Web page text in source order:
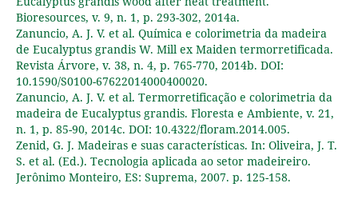
Bioresources, v. 9, n. 1, p. 293-302, 2014a.
Zanuncio, A. J. V. et al. Química e colorimetria da madeira
de Eucalyptus grandis W. Mill ex Maiden termorretificada.
Revista Árvore, v. 38, n. 4, p. 765-770, 2014b. DOI:
10.1590/S0100-67622014000400020.
Zanuncio, A. J. V. et al. Termorretificação e colorimetria da
madeira de Eucalyptus grandis. Floresta e Ambiente, v. 21,
n. 1, p. 85-90, 2014c. DOI: 10.4322/floram.2014.005.
Zenid, G. J. Madeiras e suas características. In: Oliveira, J. T.
S. et al. (Ed.). Tecnologia aplicada ao setor madeireiro.
Jerônimo Monteiro, ES: Suprema, 2007. p. 125-158.